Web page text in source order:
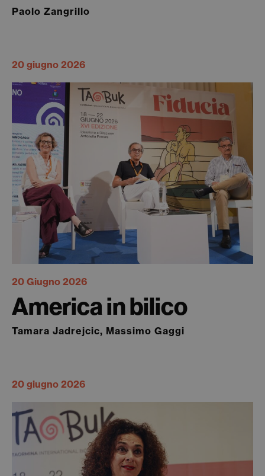
Paolo Zangrillo
20 giugno 2026
20 Giugno 2026
America in bilico
Tamara Jadrejcic, Massimo Gaggi
20 giugno 2026